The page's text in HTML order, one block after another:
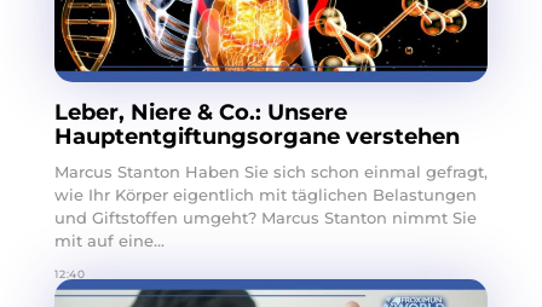
Leber, Niere & Co.: Unsere
Hauptentgiftungsorgane verstehen
Marcus Stanton Haben Sie sich schon einmal gefragt,
wie Ihr Körper eigentlich mit täglichen Belastungen
und Giftstoffen umgeht? Marcus Stanton nimmt Sie
mit auf eine...
12:40